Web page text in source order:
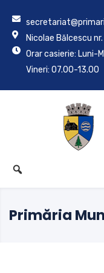
Nicolae Bălcescu
Orar casierie: Luni-
Vineri: 07.00-13.00
Primăria